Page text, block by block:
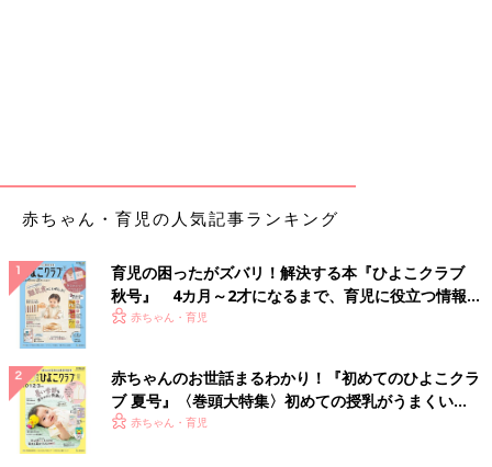
交際開始から半年後には結婚しました。島の人たちは、私のこと
を「島で唯一の医師」だと知っていて。だから、ダラダラとつき
合うのはよくないかなという気持ちもお互いにありました。
――周囲の反応はいかがでしたか？
真栄田 患者のおじい、おばあたちは私が島の人と結婚するの
を、わがことのように喜んでくれました。私の両親は、最初に報
告したときは離島で暮らすことになることにびっくりしていまし
た。でも、父が鹿児島出身で、わりと南国の離島が身近だったみ
たいです。結果的に喜んでくれました。
赤ちゃん・育児の人気記事ランキング
育児の困ったがズバリ！解決する本『ひよこクラブ
秋号』 4カ月～2才になるまで、育児に役立つ情報が
いっぱい！
赤ちゃん・育児
赤ちゃんのお世話まるわかり！『初めてのひよこクラ
ブ 夏号』〈巻頭大特集〉初めての授乳がうまくい
く！ おっぱい・ミルクの基本と夏のトラブル 解決テ
赤ちゃん・育児